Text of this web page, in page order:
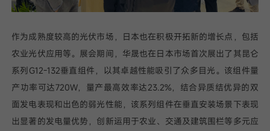
作为成熟度较高的光伏市场，日本也在积极开拓新的增长点，包括
农业光伏应用等。展会期间，华晟也在日本市场首次展出了其昆仑
系列G12-132垂直组件，以其卓越性能吸引了众多目光。该组件量
产功率可达720W，量产最高效率达23.2%，结合异质结优异的双
面发电表现和出色的弱光性能，该系列组件在垂直安装场景下表现
出显著的发电量优势，创新运用于农业、交通及建筑围栏等多元应